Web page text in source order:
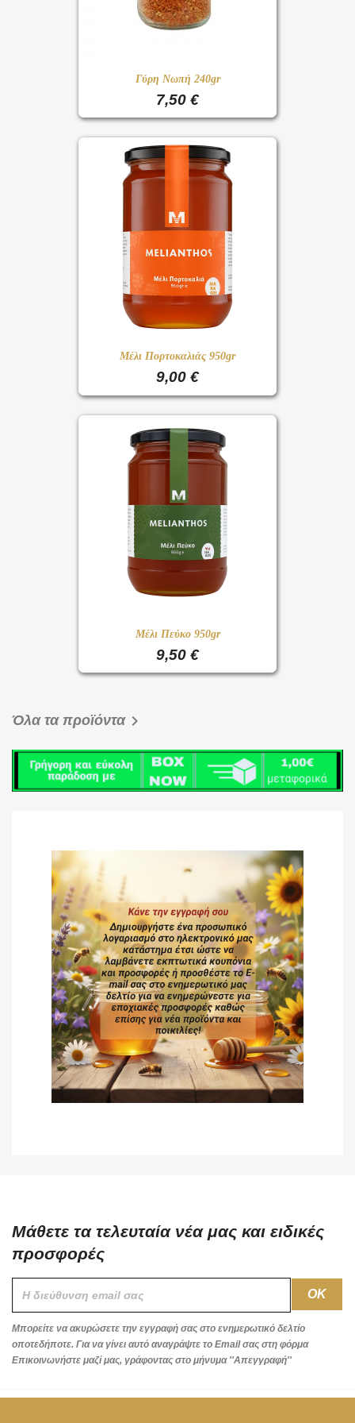
Γύρη Νωπή 240gr
7,50 €
Μέλι Πορτοκαλιάς 950gr
9,00 €
Μέλι Πεύκο 950gr
9,50 €
Όλα τα προϊόντα
Μάθετε τα τελευταία νέα μας και ειδικές
προσφορές
Μπορείτε να ακυρώσετε την εγγραφή σας στο ενημερωτικό δελτίο
οποτεδήποτε. Για να γίνει αυτό αναγράψτε το Email σας στη φόρμα
Επικοινωνήστε μαζί μας, γράφοντας στο μήνυμα ''Απεγγραφή''